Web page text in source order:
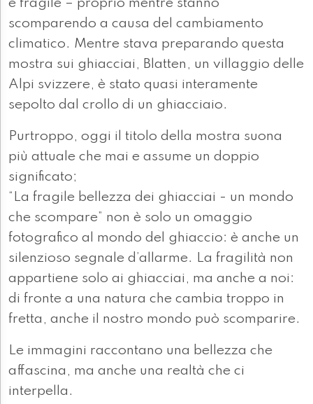
e fragile – proprio mentre stanno
scomparendo a causa del cambiamento
climatico. Mentre stava preparando questa
mostra sui ghiacciai, Blatten, un villaggio delle
Alpi svizzere, è stato quasi interamente
sepolto dal crollo di un ghiacciaio.
Purtroppo, oggi il titolo della mostra suona
più attuale che mai e assume un doppio
significato;
“La fragile bellezza dei ghiacciai - un mondo
che scompare” non è solo un omaggio
fotografico al mondo del ghiaccio: è anche un
silenzioso segnale d’allarme. La fragilità non
appartiene solo ai ghiacciai, ma anche a noi:
di fronte a una natura che cambia troppo in
fretta, anche il nostro mondo può scomparire.
Le immagini raccontano una bellezza che
affascina, ma anche una realtà che ci
interpella.